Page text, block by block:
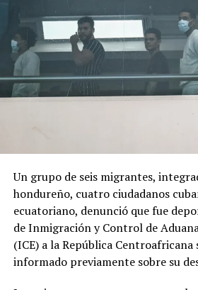
El cambio de Gobierno genera
preocupación entre sectores de la
discurso de seguridad del nuevo
«Por los anuncios que ha hecho se
como de una mano fuerte, ojalá que
nueva violencia», declaró a AFP
Un grupo de seis migrantes,
hondureño, cuatro ciudadanos
ecuatoriano, denunció que fue
de Inmigración y Control de
(ICE) a la República Centroafricana
informado previamente sobre su